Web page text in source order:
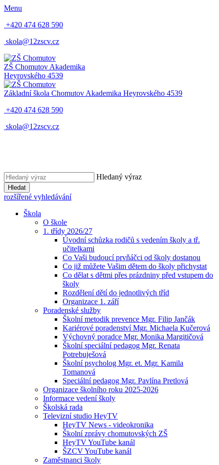
Menu
+420 474 628 590
skola@12zscv.cz
ZŠ Chomutov Akademika
Heyrovského 4539
Základní škola Chomutov Akademika Heyrovského 4539
+420 474 628 590
skola@12zscv.cz
Hledaný výraz
Hledat
rozšířené vyhledávání
Škola
O škole
1. třídy 2026/27
Úvodní schůzka rodičů s vedením školy a tř.
učitelkami
Co Vaši budoucí prvňáčci od školy dostanou
Co již můžete Vašim dětem do školy přichystat
Co dělat s dětmi přes prázdniny před vstupem do
školy
Rozdělení dětí do jednotlivých tříd
Organizace 1. září
Poradenské služby
Školní metodik prevence Mgr. Filip Jančák
Kariérové poradenství Mgr. Michaela Kučerová
Výchovný poradce Mgr. Monika Margitičová
Školní speciální pedagog Mgr. Renata
Potrebuješová
Školní psycholog Mgr. et. Mgr. Kamila
Tomanová
Speciální pedagog Mgr. Pavlína Pretlová
Organizace školního roku 2025-2026
Informace vedení školy
Školská rada
Televizní studio HeyTV
HeyTV News - videokronika
Školní zprávy chomutovských ZŠ
HeyTV YouTube kanál
ŠZCV YouTube kanál
Zaměstnanci školy